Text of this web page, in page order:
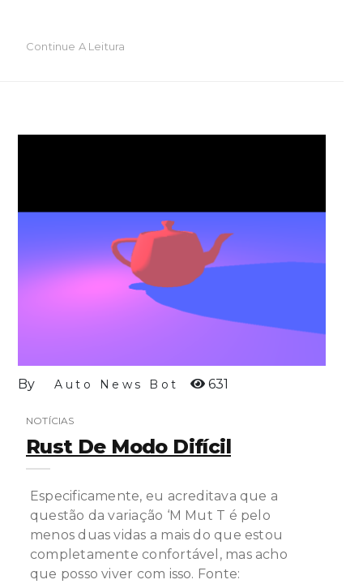
Continue A Leitura
By Auto News Bot 631
NOTÍCIAS
Rust De Modo Difícil
Especificamente, eu acreditava que a
questão da variação ‘M Mut T é pelo
menos duas vidas a mais do que estou
completamente confortável, mas acho
que posso viver com isso. Fonte: